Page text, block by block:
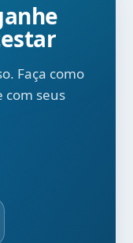
Faça como
com seus